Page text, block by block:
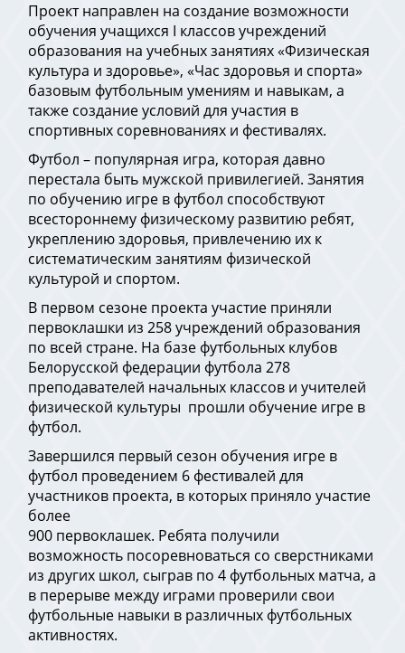
Проект направлен на создание возможности
обучения учащихся I классов учреждений
образования на учебных занятиях «Физическая
культура и здоровье», «Час здоровья и спорта»
базовым футбольным умениям и навыкам, а
также создание условий для участия в
спортивных соревнованиях и фестивалях.
Футбол – популярная игра, которая давно
перестала быть мужской привилегией. Занятия
по обучению игре в футбол способствуют
всестороннему физическому развитию ребят,
укреплению здоровья, привлечению их к
систематическим занятиям физической
культурой и спортом.
В первом сезоне проекта участие приняли
первоклашки из 258 учреждений образования
по всей стране. На базе футбольных клубов
Белорусской федерации футбола 278
преподавателей начальных классов и учителей
физической культуры прошли обучение игре в
футбол.
Завершился первый сезон обучения игре в
футбол проведением 6 фестивалей для
участников проекта, в которых приняло участие
более
900 первоклашек. Ребята получили
возможность посоревноваться со сверстниками
из других школ, сыграв по 4 футбольных матча, а
в перерыве между играми проверили свои
футбольные навыки в различных футбольных
активностях.